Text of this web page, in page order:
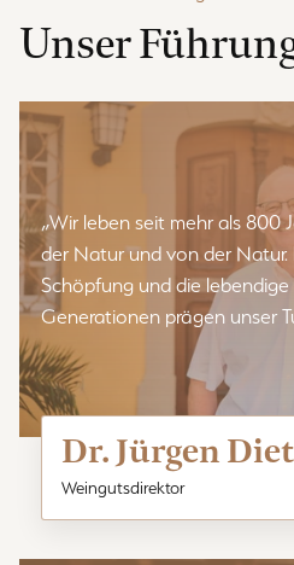
Unser
„Wir leben seit mehr als 800
der Natur und von der Natur.
Schöpfung und die lebendige
Generationen prägen unser
Dr. Jürgen
Weingutsdirektor